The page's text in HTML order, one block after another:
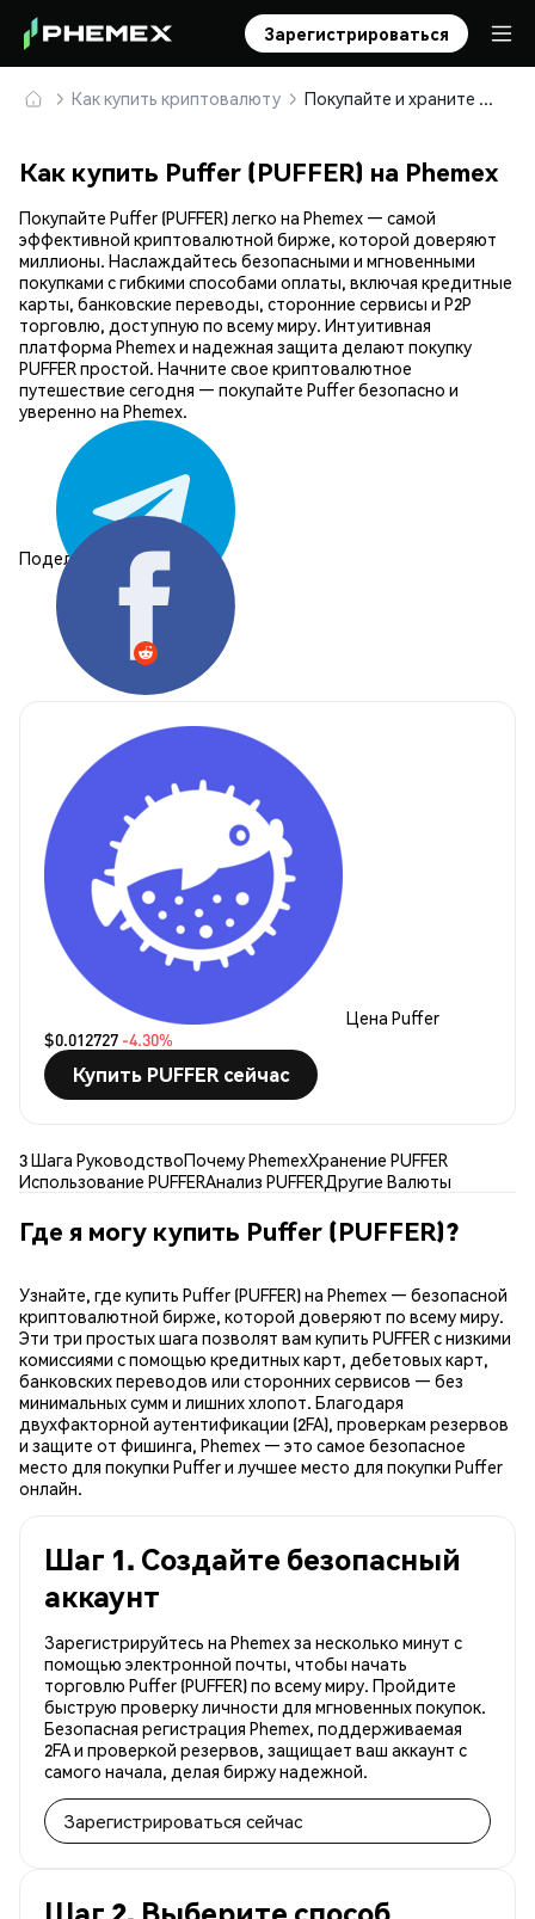
Зарегистрироваться
Как купить криптовалюту Покупайте и храните Puffer (PUFFER) безопасно
Как купить Puffer (PUFFER) на Phemex
Покупайте Puffer (PUFFER) легко на Phemex — самой
эффективной криптовалютной бирже, которой доверяют
миллионы. Наслаждайтесь безопасными и мгновенными
покупками с гибкими способами оплаты, включая кредитные
карты, банковские переводы, сторонние сервисы и P2P
торговлю, доступную по всему миру. Интуитивная
платформа Phemex и надежная защита делают покупку
PUFFER простой. Начните свое криптовалютное
путешествие сегодня — покупайте Puffer безопасно и
уверенно на Phemex.
Поделиться:
Цена Puffer
$0.012727 -4.30%
Купить PUFFER сейчас
3 Шага РуководствоПочему PhemexХранение PUFFER
Использование PUFFERАнализ PUFFERДругие Валюты
Где я могу купить Puffer (PUFFER)?
Узнайте, где купить Puffer (PUFFER) на Phemex — безопасной
криптовалютной бирже, которой доверяют по всему миру.
Эти три простых шага позволят вам купить PUFFER с низкими
комиссиями с помощью кредитных карт, дебетовых карт,
банковских переводов или сторонних сервисов — без
минимальных сумм и лишних хлопот. Благодаря
двухфакторной аутентификации (2FA), проверкам резервов
и защите от фишинга, Phemex — это самое безопасное
место для покупки Puffer и лучшее место для покупки Puffer
онлайн.
Шаг 1. Создайте безопасный
аккаунт
Зарегистрируйтесь на Phemex за несколько минут с
помощью электронной почты, чтобы начать
торговлю Puffer (PUFFER) по всему миру. Пройдите
быструю проверку личности для мгновенных покупок.
Безопасная регистрация Phemex, поддерживаемая
2FA и проверкой резервов, защищает ваш аккаунт с
самого начала, делая биржу надежной.
Зарегистрироваться сейчас